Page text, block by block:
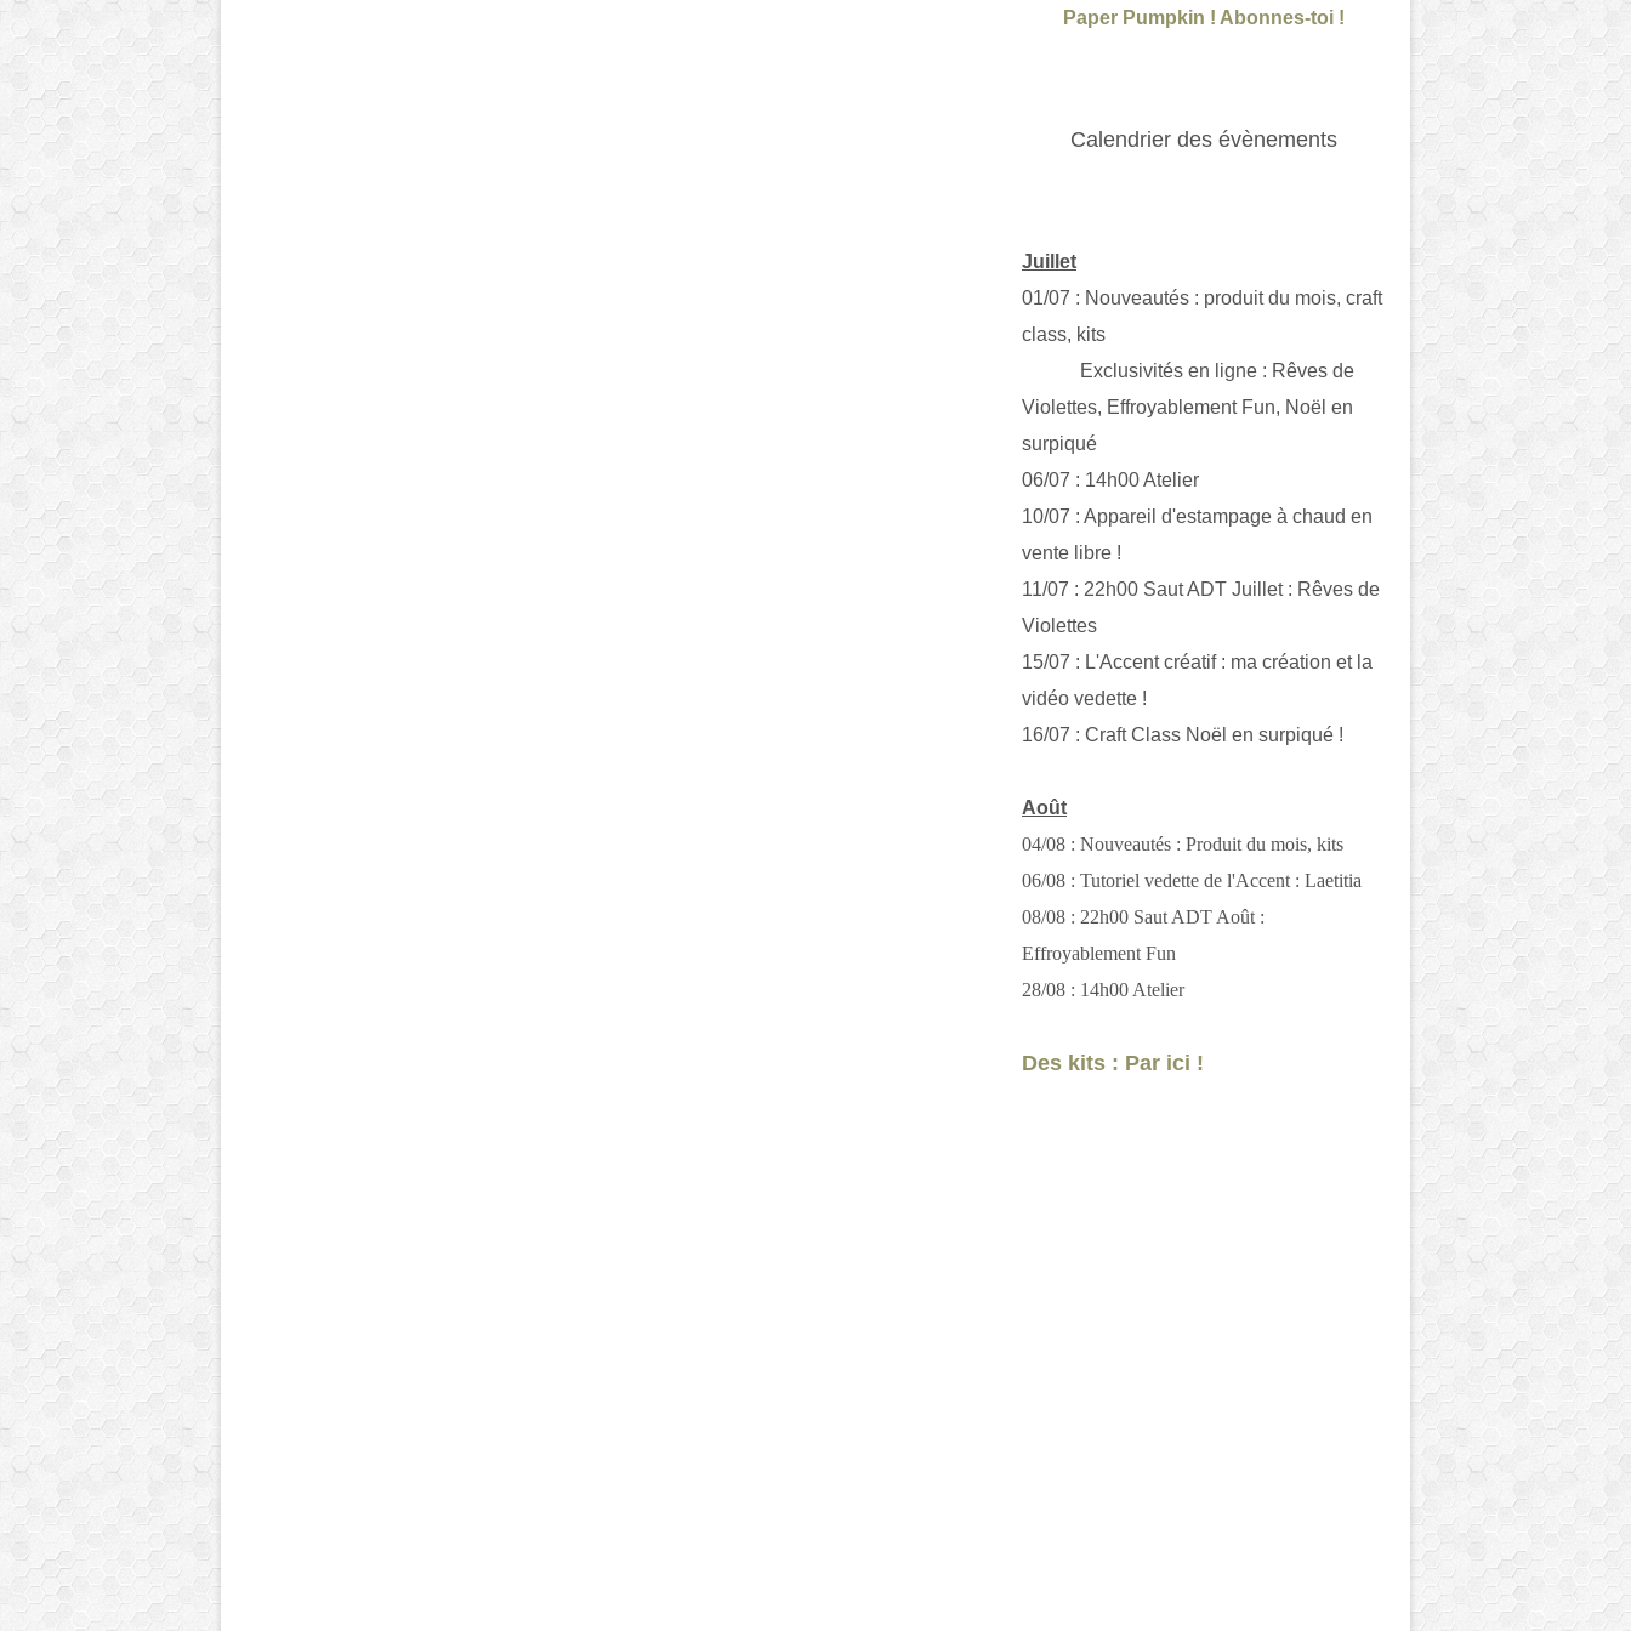
Paper Pumpkin ! Abonnes-toi !
Calendrier des évènements
Juillet
01/07 : Nouveautés : produit du mois, craft
class, kits
Exclusivités en ligne : Rêves de
Violettes, Effroyablement Fun, Noël en
surpiqué
06/07 : 14h00 Atelier
10/07 : Appareil d'estampage à chaud en
vente libre !
11/07 : 22h00 Saut ADT Juillet : Rêves de
Violettes
15/07 : L'Accent créatif : ma création et la
vidéo vedette !
16/07 : Craft Class Noël en surpiqué !
Août
04/08 : Nouveautés : Produit du mois, kits
06/08 : Tutoriel vedette de l'Accent : Laetitia
08/08 : 22h00 Saut ADT Août :
Effroyablement Fun
28/08 : 14h00 Atelier
Des kits : Par ici !